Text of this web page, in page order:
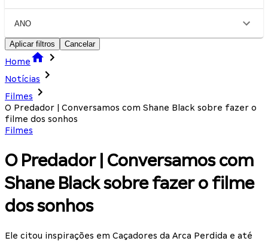
ANO
Aplicar filtros Cancelar
Home
Notícias
Filmes
O Predador | Conversamos com Shane Black sobre fazer o
filme dos sonhos
Filmes
O Predador | Conversamos com
Shane Black sobre fazer o filme
dos sonhos
Ele citou inspirações em Caçadores da Arca Perdida e até